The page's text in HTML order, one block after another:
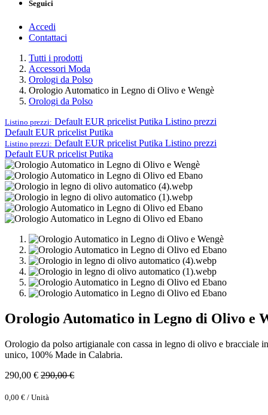
Seguici
Accedi
Contattaci
Tutti i prodotti
Accessori Moda
Orologi da Polso
Orologio Automatico in Legno di Olivo e Wengè
Orologi da Polso
Listino prezzi: Default EUR pricelist Putika Listino prezzi
Default EUR pricelist Putika
Listino prezzi: Default EUR pricelist Putika Listino prezzi
Default EUR pricelist Putika
Orologio Automatico in Legno di Olivo e
Orologio da polso artigianale con cassa in legno di olivo e bracciale
unico, 100% Made in Calabria.
290,00 € 290,00€
0,00 € / Unità